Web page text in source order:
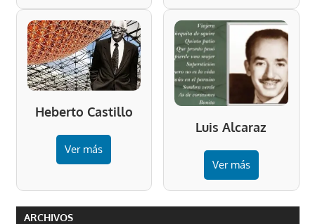
Heberto Castillo
Ver más
Luis Alcaraz
Ver más
ARCHIVOS